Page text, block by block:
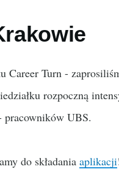
Career Turn -
rozpoczną
pracowników UBS.
do składania aplikacji